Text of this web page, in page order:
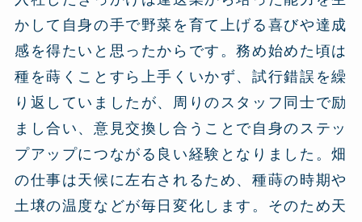
かして自身の手で野菜を育て上げる喜びや達成
感を得たいと思ったからです。務め始めた頃は
種を蒔くことすら上手くいかず、試行錯誤を繰
り返していましたが、周りのスタッフ同士で励
まし合い、意見交換し合うことで自身のステッ
プアップにつながる良い経験となりました。畑
の仕事は天候に左右されるため、種蒔の時期や
土壌の温度などが毎日変化します。そのため天